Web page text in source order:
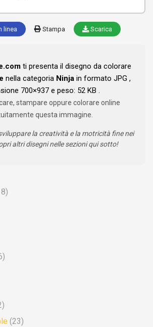
linea Stampa Scarica
ti presenta il disegno da colorare
nella categoria Ninja in formato JPG ,
700×937 e peso: 52 KB .
stampare oppure colorare online
questa immagine.
la creatività e la motricità fine nei
altri disegni nelle sezioni qui sotto!
(23)